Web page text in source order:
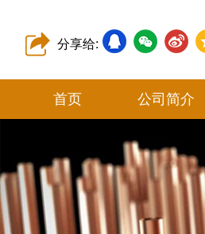
分享给:
首页 公司简介